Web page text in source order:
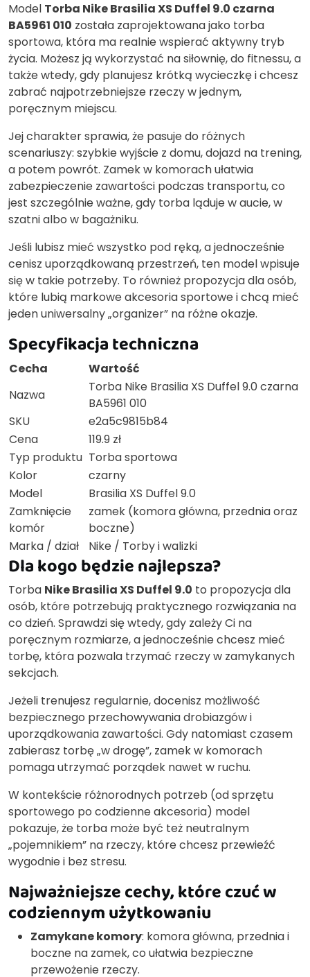
Model Torba Nike Brasilia XS Duffel 9.0 czarna
BA5961 010 została zaprojektowana jako torba
sportowa, która ma realnie wspierać aktywny tryb
życia. Możesz ją wykorzystać na siłownię, do fitnessu, a
także wtedy, gdy planujesz krótką wycieczkę i chcesz
zabrać najpotrzebniejsze rzeczy w jednym,
poręcznym miejscu.
Jej charakter sprawia, że pasuje do różnych
scenariuszy: szybkie wyjście z domu, dojazd na trening,
a potem powrót. Zamek w komorach ułatwia
zabezpieczenie zawartości podczas transportu, co
jest szczególnie ważne, gdy torba ląduje w aucie, w
szatni albo w bagażniku.
Jeśli lubisz mieć wszystko pod ręką, a jednocześnie
cenisz uporządkowaną przestrzeń, ten model wpisuje
się w takie potrzeby. To również propozycja dla osób,
które lubią markowe akcesoria sportowe i chcą mieć
jeden uniwersalny „organizer” na różne okazje.
Specyfikacja techniczna
Cecha
Wartość
Nazwa
Torba Nike Brasilia XS Duffel 9.0 czarna
BA5961 010
SKU
e2a5c9815b84
Cena
119.9 zł
Typ produktu Torba sportowa
Kolor
czarny
Model
Brasilia XS Duffel 9.0
Zamknięcie
komór
zamek (komora główna, przednia oraz
boczne)
Marka / dział
Nike / Torby i walizki
Dla kogo będzie najlepsza?
Torba Nike Brasilia XS Duffel 9.0 to propozycja dla
osób, które potrzebują praktycznego rozwiązania na
co dzień. Sprawdzi się wtedy, gdy zależy Ci na
poręcznym rozmiarze, a jednocześnie chcesz mieć
torbę, która pozwala trzymać rzeczy w zamykanych
sekcjach.
Jeżeli trenujesz regularnie, docenisz możliwość
bezpiecznego przechowywania drobiazgów i
uporządkowania zawartości. Gdy natomiast czasem
zabierasz torbę „w drogę”, zamek w komorach
pomaga utrzymać porządek nawet w ruchu.
W kontekście różnorodnych potrzeb (od sprzętu
sportowego po codzienne akcesoria) model
pokazuje, że torba może być też neutralnym
„pojemnikiem” na rzeczy, które chcesz przewieźć
wygodnie i bez stresu.
Najważniejsze cechy, które czuć w
codziennym użytkowaniu
Zamykane komory: komora główna, przednia i
boczne na zamek, co ułatwia bezpieczne
przewożenie rzeczy.